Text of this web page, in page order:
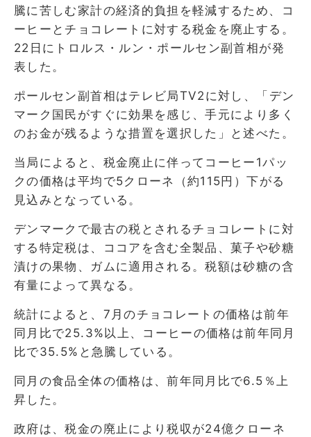
騰に苦しむ家計の経済的負担を軽減するため、コ
ーヒーとチョコレートに対する税金を廃止する。
22日にトロルス・ルン・ポールセン副首相が発
表した。
ポールセン副首相はテレビ局TV2に対し、「デン
マーク国民がすぐに効果を感じ、手元により多く
のお金が残るような措置を選択した」と述べた。
当局によると、税金廃止に伴ってコーヒー1パッ
クの価格は平均で5クローネ（約115円）下がる
見込みとなっている。
デンマークで最古の税とされるチョコレートに対
する特定税は、ココアを含む全製品、菓子や砂糖
漬けの果物、ガムに適用される。税額は砂糖の含
有量によって異なる。
統計によると、7月のチョコレートの価格は前年
同月比で25.3%以上、コーヒーの価格は前年同月
比で35.5%と急騰している。
同月の食品全体の価格は、前年同月比で6.5％上
昇した。
政府は、税金の廃止により税収が24億クローネ